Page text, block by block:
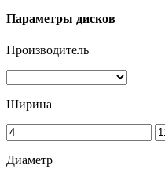
Параметры дисков
Производитель
Ширина
Диаметр